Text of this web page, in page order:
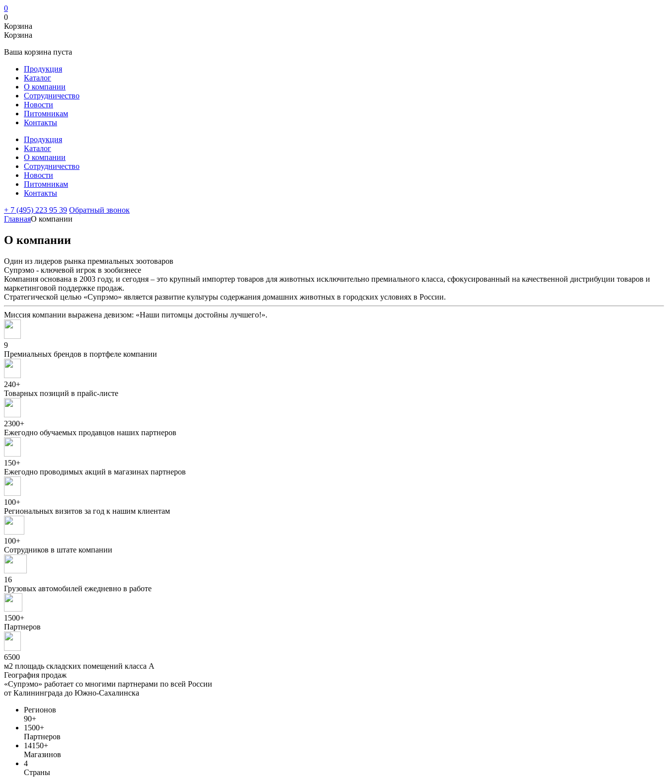
0
0
Корзина
Корзина
Ваша корзина пуста
Продукция
Каталог
О компании
Сотрудничество
Новости
Питомникам
Контакты
Продукция
Каталог
О компании
Сотрудничество
Новости
Питомникам
Контакты
+ 7 (495) 223 95 39 Обратный звонок
ГлавнаяО компании
О компании
Один из лидеров рынка премиальных зоотоваров
Супрэмо - ключевой игрок в зообизнесе
Компания основана в 2003 году, и сегодня – это крупный импортер товаров для животных исключительно премиального класса, сфокусированный на качественной дистрибуции товаров и
маркетинговой поддержке продаж.
Стратегической целью «Супрэмо» является развитие культуры содержания домашних животных в городских условиях в России.
Миссия компании выражена девизом: «Наши питомцы достойны лучшего!».
9
Премиальных брендов в портфеле компании
240+
Товарных позиций в прайс-листе
2300+
Ежегодно обучаемых продавцов наших партнеров
150+
Ежегодно проводимых акций в магазинах партнеров
100+
Региональных визитов за год к нашим клиентам
100+
Сотрудников в штате компании
16
Грузовых автомобилей ежедневно в работе
1500+
Партнеров
6500
м2 площадь складских помещений класса А
География продаж
«Супрэмо» работает со многими партнерами по всей России
от Калининграда до Южно-Сахалинска
Регионов
90+
1500+
Партнеров
14150+
Магазинов
4
Страны